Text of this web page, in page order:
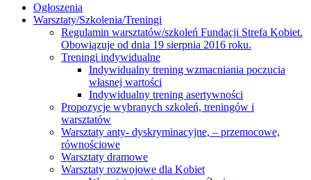
Ogłoszenia
Warsztaty/Szkolenia/Treningi
Regulamin warsztatów/szkoleń Fundacji Strefa Kobiet.
Obowiązuje od dnia 19 sierpnia 2016 roku.
Treningi indywidualne
Indywidualny trening wzmacniania poczucia
własnej wartości
Indywidualny trening asertywności
Propozycje wybranych szkoleń, treningów i
warsztatów
Warsztaty anty- dyskryminacyjne, – przemocowe,
równościowe
Warsztaty dramowe
Warsztaty rozwojowe dla Kobiet